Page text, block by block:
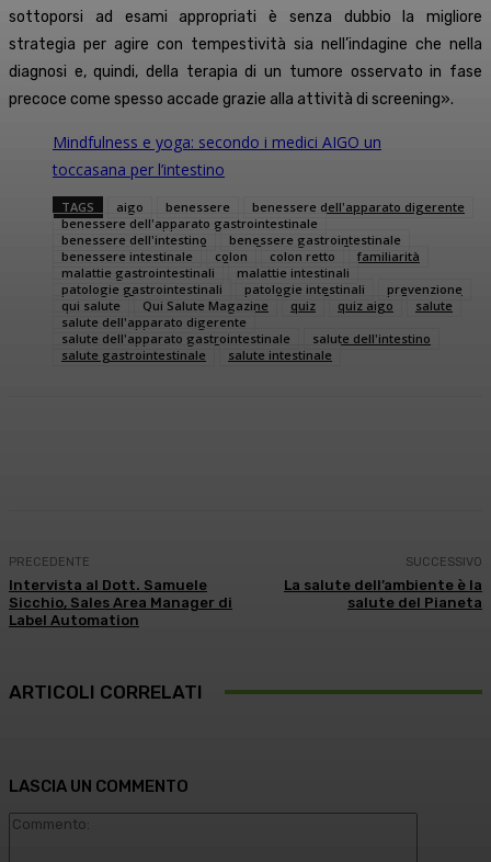
sottoporsi ad esami appropriati è senza dubbio la migliore
strategia per agire con tempestività sia nell’indagine che nella
diagnosi e, quindi, della terapia di un tumore osservato in fase
precoce come spesso accade grazie alla attività di screening».
Mindfulness e yoga: secondo i medici AIGO un
toccasana per l’intestino
TAGS aigo benessere
benessere dell'apparato digerente
benessere dell'apparato gastrointestinale
benessere dell'intestino
benessere gastrointestinale
benessere intestinale
colon colon retto
familiarità
malattie gastrointestinali
malattie intestinali
patologie gastrointestinali
patologie intestinali
prevenzione
qui salute
Qui Salute Magazine quiz quiz aigo
salute
salute dell'apparato digerente
salute dell'apparato gastrointestinale
salute dell'intestino
salute gastrointestinale
salute intestinale
PRECEDENTE
Intervista al Dott. Samuele
Sicchio, Sales Area Manager di
Label Automation
SUCCESSIVO
La salute dell’ambiente è la
salute del Pianeta
ARTICOLI CORRELATI
LASCIA UN COMMENTO